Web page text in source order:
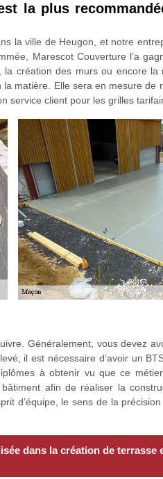
la plus
la ville de Heugon, et notre
Marescot Couverture l’a
création des murs ou encore la
matière. Elle sera en mesure de
service client pour les grilles
Généralement, vous devez
il est nécessaire d’avoir un
à obtenir vu que ce
afin de réaliser la
d’équipe, le sens de la
dans la création de terrasse